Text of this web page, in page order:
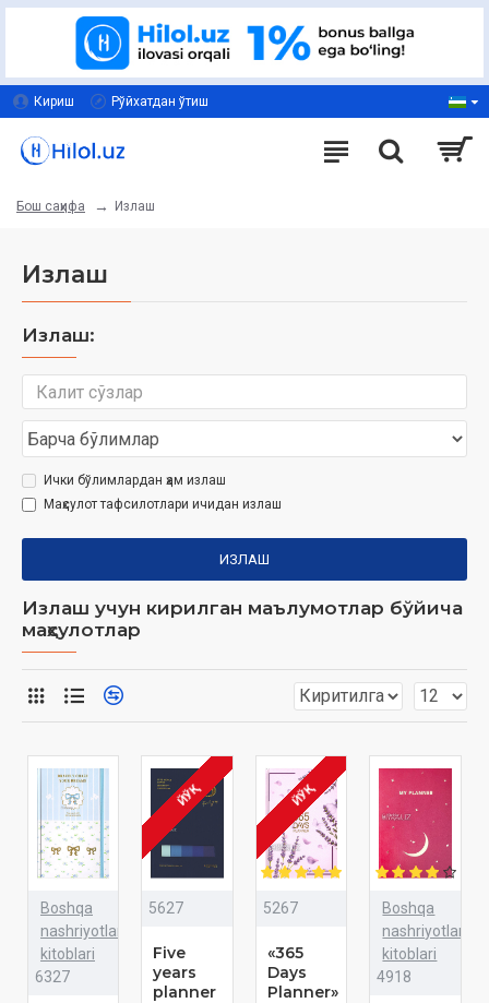
Кириш Рўйхатдан ўтиш
Бош саҳифа Излаш
Излаш
Излаш:
Ички бўлимлардан ҳам излаш
Маҳсулот тафсилотлари ичидан излаш
ИЗЛАШ
Излаш учун кирилган маълумотлар бўйича
маҳсулотлар
Boshqa
nashriyotlar
kitoblari
6327
ЙЎҚ
5627
Five
years
planner
ЙЎҚ
5267
«365
Days
Planner»
Boshqa
nashriyotlar
kitoblari
4918